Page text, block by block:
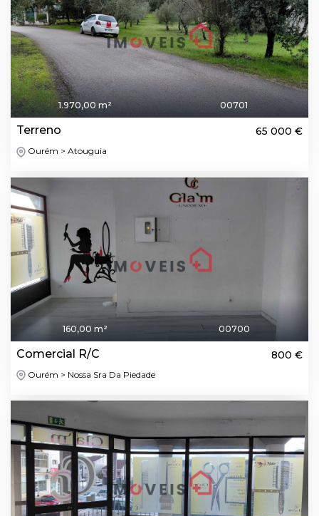
1.970,00 m² 00701
Terreno 65 000 €
Ourém > Atouguia
160,00 m² 00700
Comercial R/C 800 €
Ourém > Nossa Sra Da Piedade